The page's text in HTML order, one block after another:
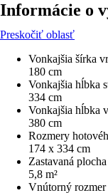
Informácie o
Preskočiť oblasť
Vonkajšia šírka
180 cm
Vonkajšia hĺbka
334 cm
Vonkajšia hĺbka
380 cm
Rozmery
174 x 334 cm
Zastavaná
5,8 m²
Vnútorný